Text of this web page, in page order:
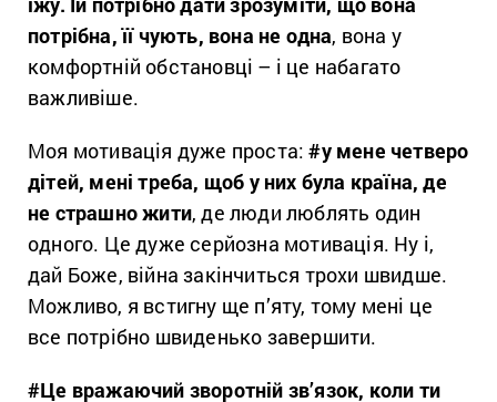
потрібна, її чують, вона не одна, вона у
комфортній обстановці – і це набагато
важливіше.
Моя мотивація дуже проста:#у мене четверо
дітей, мені треба, щоб у них була країна, де
не страшно жити, де люди люблять один
одного. Це дуже серйозна мотивація. Ну і,
дай Боже, війна закінчиться трохи швидше.
Можливо, я встигну ще п’яту, тому мені це
все потрібно швиденько завершити.
#Це вражаючий зворотній зв’язок, коли ти